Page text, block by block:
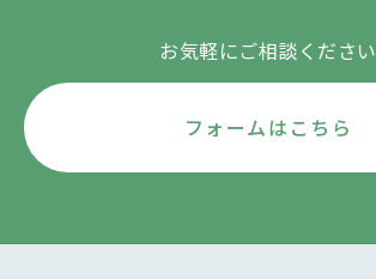
お気軽にご相談ください
フォームはこちら